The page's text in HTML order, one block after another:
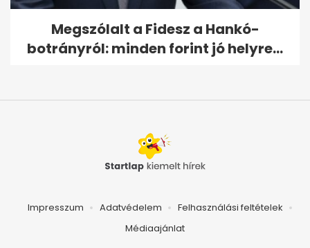
Megszólalt a Fidesz a Hankó-
botrányról: minden forint jó helyre...
Impresszum Adatvédelem
Felhasználási feltételek
Médiaajánlat